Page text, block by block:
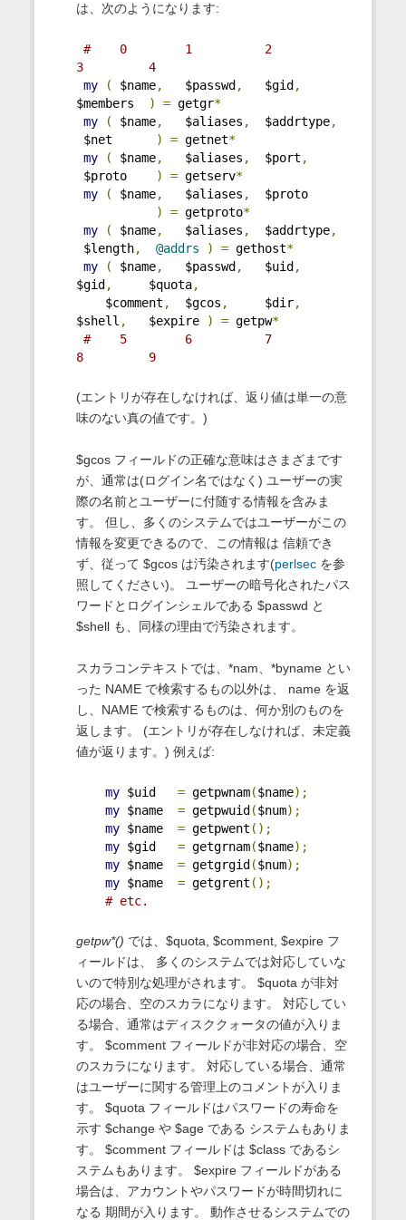
は、次のようになります:
#    0        1          2
3         4
my
( $name, $passwd , $gid ,
$members
) = getgr*
my
( $name, $aliases , $addrtype,
$net
) = getnet*
my
( $name, $aliases , $port ,
$proto
) = getserv*
my
( $name, $aliases ,
$proto
)
= getproto*
my
( $name, $aliases , $addrtype,
$length, @addrs ) = gethost*
my
( $name, $passwd , $uid ,
$gid , $quota,
$comment , $gcos , $dir,
$shell , $expire ) = getpw*
#    5        6          7
8         9
(エントリが存在しなければ、返り値は単一の意
味のない真の値です。)
$gcos フィールドの正確な意味はさまざまです
が、通常は(ログイン名ではなく) ユーザーの実
際の名前とユーザーに付随する情報を含みま
す。 但し、多くのシステムではユーザーがこの
情報を変更できるので、この情報は 信頼でき
ず、従って $gcos は汚染されます(perlsecを参
照してください)。 ユーザーの暗号化されたパス
ワードとログインシェルである $passwd と
$shell も、同様の理由で汚染されます。
スカラコンテキストでは、*nam、*byname とい
った NAME で検索するもの以外は、 name を返
し、NAME で検索するものは、何か別のものを
返します。 (エントリが存在しなければ、未定義
値が返ります。) 例えば:
my $uid = getpwnam($name);
my $name = getpwuid ($num);
my $name = getpwent ();
my $gid = getgrnam($name);
my $name = getgrgid ($num);
my $name = getgrent ();
# etc.
getpw*() では、$quota, $comment, $expire フ
ィールドは、 多くのシステムでは対応していな
いので特別な処理がされます。 $quota が非対
応の場合、空のスカラになります。 対応してい
る場合、通常はディスククォータの値が入りま
す。 $comment フィールドが非対応の場合、空
のスカラになります。 対応している場合、通常
はユーザーに関する管理上のコメントが入りま
す。 $quota フィールドはパスワードの寿命を
示す $change や $age である システムもありま
す。 $comment フィールドは $class であるシ
ステムもあります。 $expire フィールドがある
場合は、アカウントやパスワードが時間切れに
なる 期間が入ります。 動作させるシステムでの